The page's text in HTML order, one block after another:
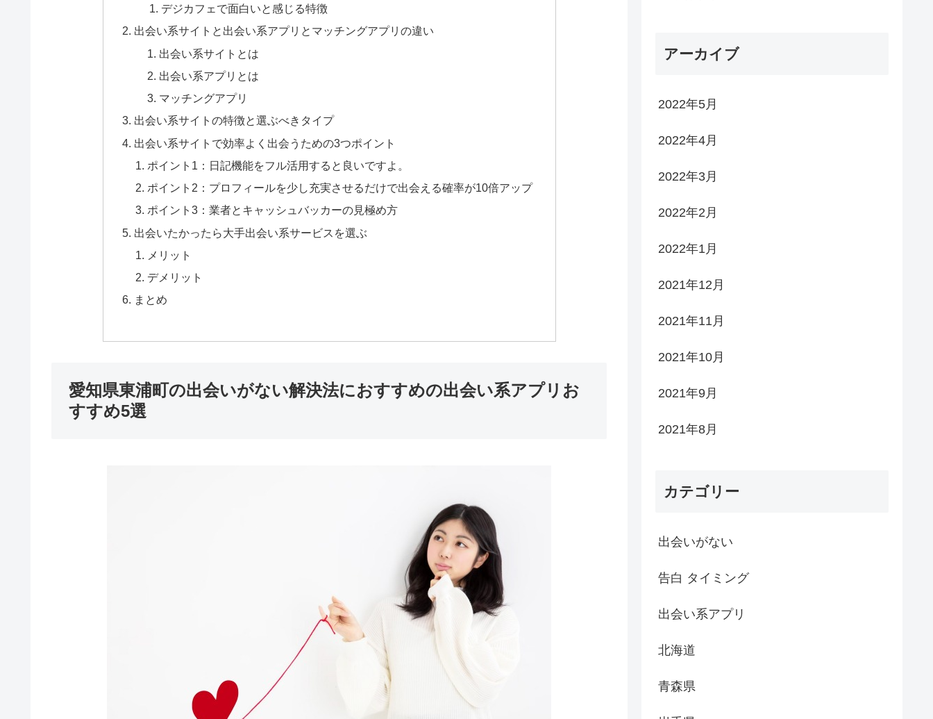
デジカフェで面白いと感じる特徴
出会い系サイトと出会い系アプリとマッチングアプリの違い
出会い系サイトとは
出会い系アプリとは
マッチングアプリ
出会い系サイトの特徴と選ぶべきタイプ
出会い系サイトで効率よく出会うための3つポイント
ポイント1：日記機能をフル活用すると良いですよ。
ポイント2：プロフィールを少し充実させるだけで出会える確率が10倍アップ
ポイント3：業者とキャッシュバッカーの見極め方
出会いたかったら大手出会い系サービスを選ぶ
メリット
デメリット
まとめ
愛知県東浦町の出会いがない解決法におすすめの出会い系アプリお
すすめ5選
アーカイブ
2022年5月
2022年4月
2022年3月
2022年2月
2022年1月
2021年12月
2021年11月
2021年10月
2021年9月
2021年8月
カテゴリー
出会いがない
告白 タイミング
出会い系アプリ
北海道
青森県